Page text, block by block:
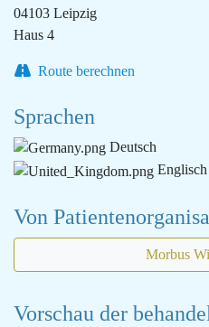
04103 Leipzig
Haus 4
Route berechnen
Sprachen
Deutsch
Englisch
Von
Morbus
Vorschau der